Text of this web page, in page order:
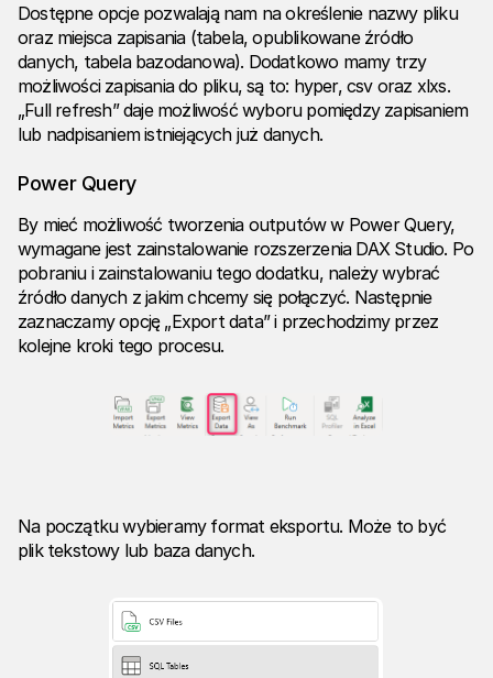
Dostępne opcje pozwalają nam na określenie nazwy pliku
oraz miejsca zapisania (tabela, opublikowane źródło
danych, tabela bazodanowa). Dodatkowo mamy trzy
możliwości zapisania do pliku, są to: hyper, csv oraz xlxs.
„Full refresh” daje możliwość wyboru pomiędzy zapisaniem
lub nadpisaniem istniejących już danych.
Power Query
By mieć możliwość tworzenia outputów w Power Query,
wymagane jest zainstalowanie rozszerzenia DAX Studio. Po
pobraniu i zainstalowaniu tego dodatku, należy wybrać
źródło danych z jakim chcemy się połączyć. Następnie
zaznaczamy opcję „Export data” i przechodzimy przez
kolejne kroki tego procesu.
Na początku wybieramy format eksportu. Może to być
plik tekstowy lub baza danych.